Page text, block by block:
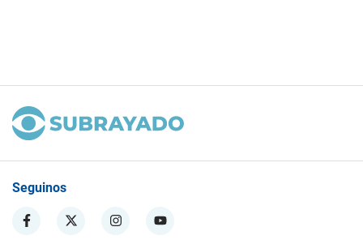
Seguinos